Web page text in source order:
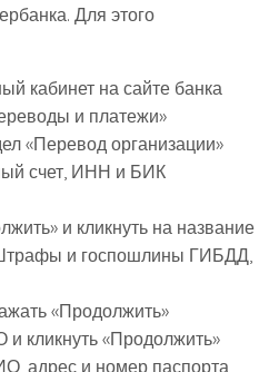
Для этого
кабинет на сайте банка
и платежи»
«Перевод организации»
счет, ИНН и БИК
и кликнуть на название
и госпошлины ГИБДД,
«Продолжить»
кликнуть «Продолжить»
адрес и номер паспорта